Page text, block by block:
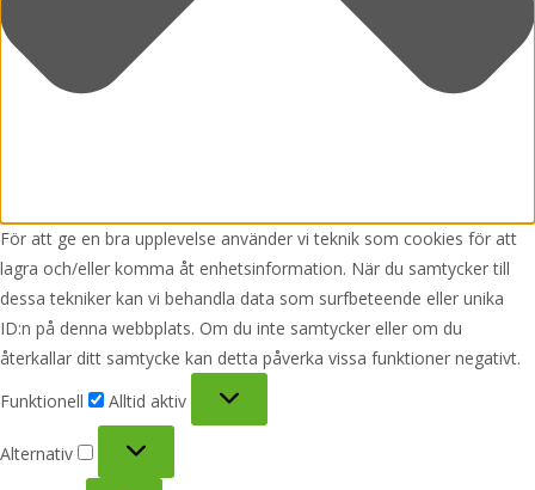
För att ge en bra upplevelse använder vi teknik som cookies för att
lagra och/eller komma åt enhetsinformation. När du samtycker till
dessa tekniker kan vi behandla data som surfbeteende eller unika
ID:n på denna webbplats. Om du inte samtycker eller om du
återkallar ditt samtycke kan detta påverka vissa funktioner negativt.
Funktionell
Alltid aktiv
Alternativ